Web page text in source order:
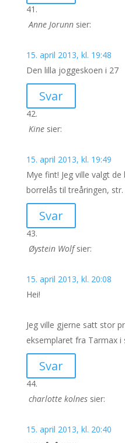
Anne Jorunn sier:
15. april 2013, kl. 19:48
Den lilla joggeskoen i 27
Svar
Kine sier:
15. april 2013, kl. 19:49
Mye fint! Jeg ville valgt
borrelås til treåringen, str.
Svar
Øystein Wolf sier:
15. april 2013, kl. 20:08
Hei!
Jeg ville gjerne satt stor
eksemplaret fra Tarmax i
Svar
charlotte kolnes sier:
15. april 2013, kl. 20:40